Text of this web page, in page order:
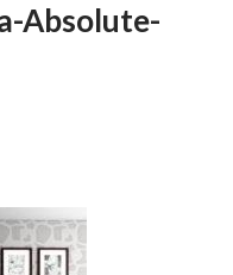
Absolute-